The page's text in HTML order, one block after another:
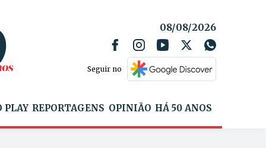
08/08/2026
Seguir no
PLAY REPORTAGENS OPINIÃO HÁ 50 ANOS